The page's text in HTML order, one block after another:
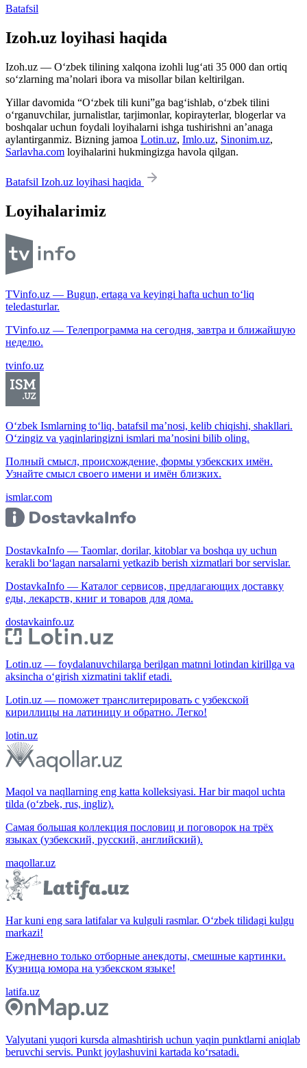
Batafsil
Izoh.uz loyihasi haqida
Izoh.uz — O‘zbek tilining xalqona izohli lug‘ati 35 000 dan ortiq
so‘zlarning ma’nolari ibora va misollar bilan keltirilgan.
Yillar davomida “O‘zbek tili kuni”ga bag‘ishlab, o‘zbek tilini
o‘rganuvchilar, jurnalistlar, tarjimonlar, kopirayterlar, blogerlar va
boshqalar uchun foydali loyihalarni ishga tushirishni an’anaga
aylantirganmiz. Bizning jamoa Lotin.uz, Imlo.uz, Sinonim.uz,
Sarlavha.com loyihalarini hukmingizga havola qilgan.
Batafsil Izoh.uz loyihasi haqida
Loyihalarimiz
TVinfo.uz — Bugun, ertaga va keyingi hafta uchun to‘liq
teledasturlar.
TVinfo.uz — Телепрограмма на сегодня, завтра и ближайшую
неделю.
tvinfo.uz
O‘zbek Ismlarning to‘liq, batafsil ma’nosi, kelib chiqishi, shakllari.
O‘zingiz va yaqinlaringizni ismlari ma’nosini bilib oling.
Полный смысл, происхождение, формы узбекских имён.
Узнайте смысл своего имени и имён близких.
ismlar.com
DostavkaInfo — Taomlar, dorilar, kitoblar va boshqa uy uchun
kerakli bo‘lagan narsalarni yetkazib berish xizmatlari bor servislar.
DostavkaInfo — Каталог сервисов, предлагающих доставку
еды, лекарств, книг и товаров для дома.
dostavkainfo.uz
Lotin.uz — foydalanuvchilarga berilgan matnni lotindan kirillga va
aksincha o‘girish xizmatini taklif etadi.
Lotin.uz — поможет транслитерировать с узбекской
кириллицы на латиницу и обратно. Легко!
lotin.uz
Maqol va naqllarning eng katta kolleksiyasi. Har bir maqol uchta
tilda (o‘zbek, rus, ingliz).
Самая большая коллекция пословиц и поговорок на трёх
языках (узбекский, русский, английский).
maqollar.uz
Har kuni eng sara latifalar va kulguli rasmlar. O‘zbek tilidagi kulgu
markazi!
Ежедневно только отборные анекдоты, смешные картинки.
Кузница юмора на узбекском языке!
latifa.uz
Valyutani yuqori kursda almashtirish uchun yaqin punktlarni aniqlab
beruvchi servis. Punkt joylashuvini kartada ko‘rsatadi.